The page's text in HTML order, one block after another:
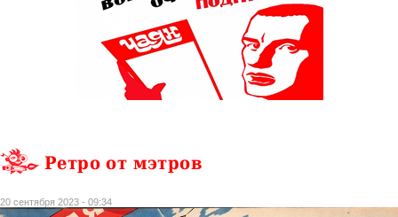
Ретро от мэтров
20 сентября 2023 - 09:34